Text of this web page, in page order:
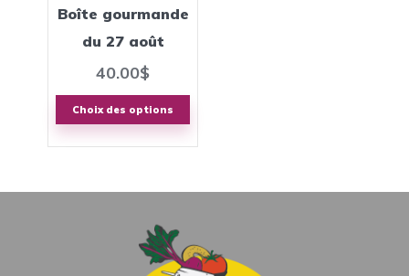
Boîte gourmande
du 27 août
40.00$
Choix des options
peuvent
page
du